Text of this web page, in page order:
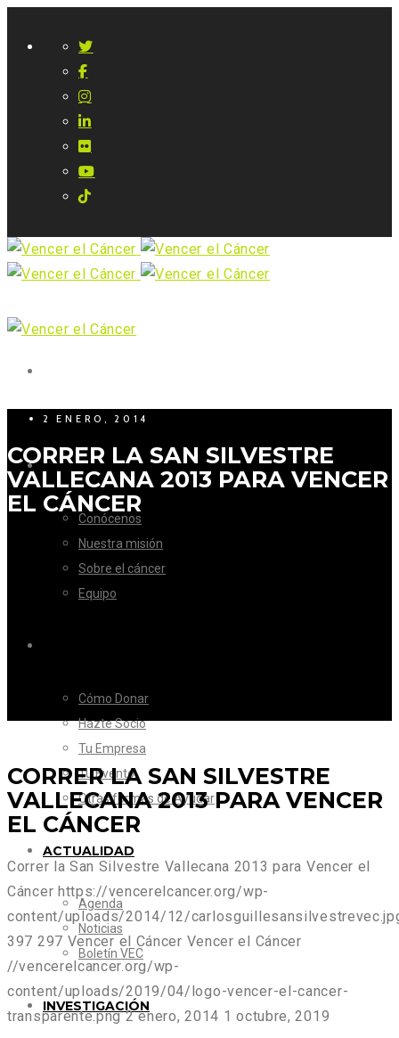
LA FUNDACIÓN
Conócenos
Nuestra misión
Sobre el cáncer
Equipo
Cómo Donar
Hazte Socio
Tu Empresa
Tu Evento
Otras formas de Ayudar
ACTUALIDAD
Agenda
Noticias
Boletín VEC
INVESTIGACIÓN
2 ENERO, 2014
CORRER LA SAN SILVESTRE
VALLECANA 2013 PARA VENCER
EL CÁNCER
CORRER LA SAN SILVESTRE
VALLECANA 2013 PARA VENCER
EL CÁNCER
Correr la San Silvestre Vallecana 2013 para Vencer el
Cáncer https://vencerelcancer.org/wp-
content/uploads/2014/12/
397 297 Vencer el Cáncer Vencer el Cáncer
//vencerelcancer.org/wp-
content/uploads/2019/04/logo-vencer-el-cancer-
transparente.png 2 enero, 2014 1 octubre, 2019